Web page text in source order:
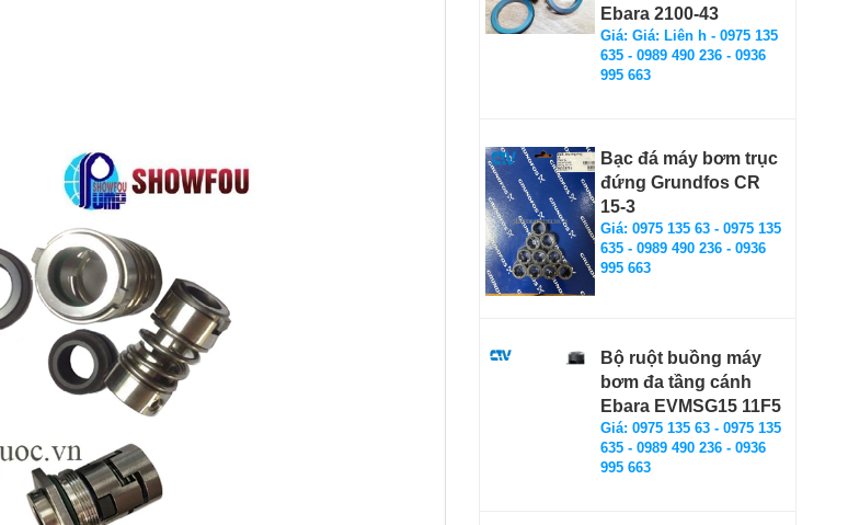
Ebara 2100-43
Giá: Giá: Liên h - 0975 135
635 - 0989 490 236 - 0936
995 663
Bạc đá máy bơm trục
đứng Grundfos CR
15-3
Giá: 0975 135 63 - 0975 135
635 - 0989 490 236 - 0936
995 663
Bộ ruột buồng máy
bơm đa tầng cánh
Ebara EVMSG15 11F5
Giá: 0975 135 63 - 0975 135
635 - 0989 490 236 - 0936
995 663